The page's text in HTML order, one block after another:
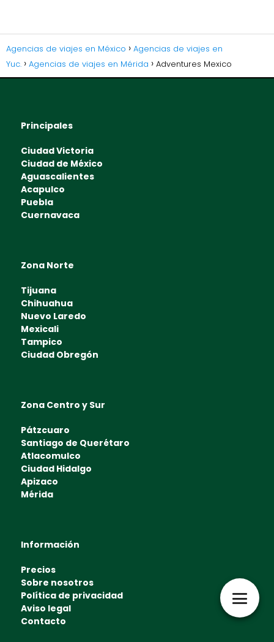
Agencias de viajes en México
Agencias de viajes en
Yuc.
Agencias de viajes en Mérida Adventures Mexico
Principales
Ciudad Victoria
Ciudad de México
Aguascalientes
Acapulco
Puebla
Cuernavaca
Zona Norte
Tijuana
Chihuahua
Nuevo Laredo
Mexicali
Tampico
Ciudad Obregón
Zona Centro y Sur
Pátzcuaro
Santiago de Querétaro
Atlacomulco
Ciudad Hidalgo
Apizaco
Mérida
Información
Precios
Sobre nosotros
Política de privacidad
Aviso legal
Contacto